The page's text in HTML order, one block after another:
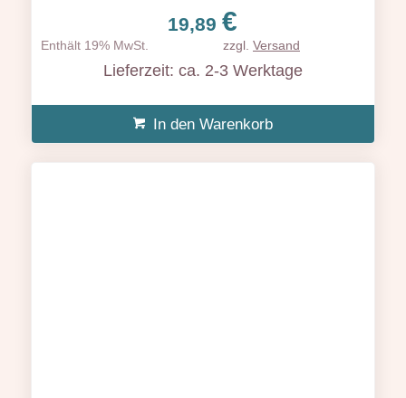
19,89€
Enthält 19% MwSt. zzgl. Versand
Lieferzeit: ca. 2-3 Werktage
In den Warenkorb